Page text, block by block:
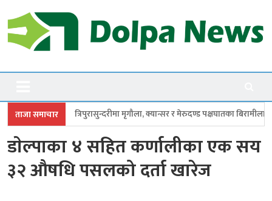
to
content
Dolpanews
ताजा समाचार
मृगौला, क्यान्सर र मेरुदण्ड पक्षघातका बिरामीलाई मासिक ५ हजार
डाेल्पाका ४ सहित कर्णालीका एक सय
३२ औषधि पसलको दर्ता खारेज